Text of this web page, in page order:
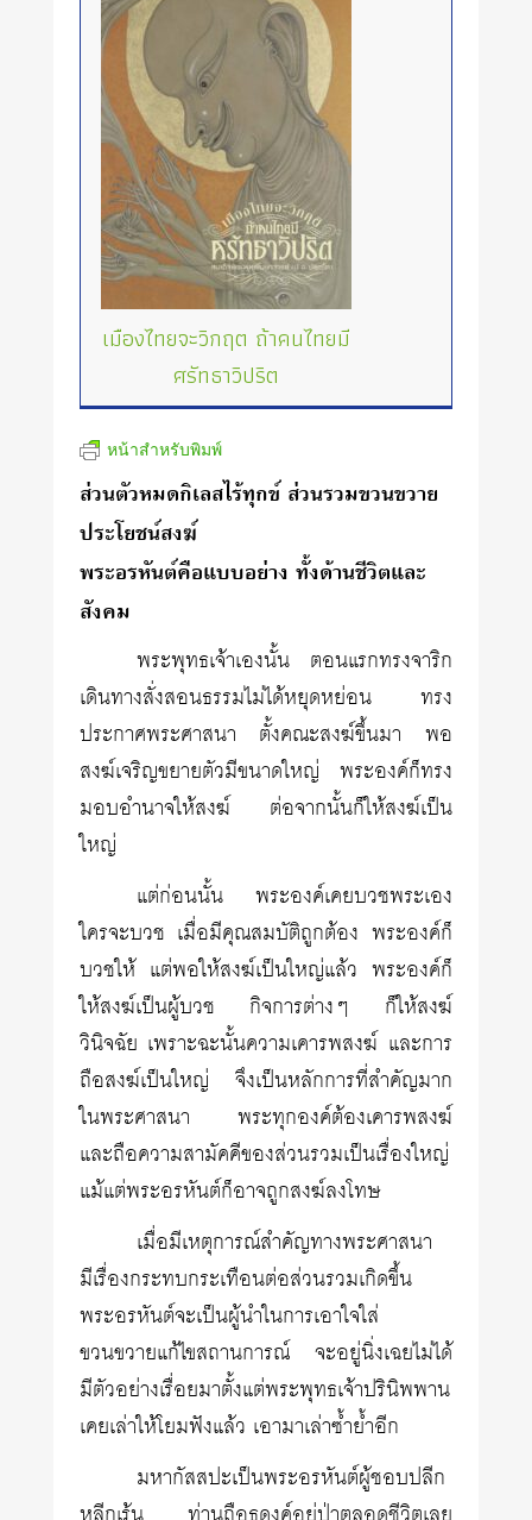
เมืองไทยจะวิกฤต ถ้าคนไทยมี
ศรัทธาวิปริต
หน้าสำหรับพิมพ์
ส่วนตัวหมดกิเลสไร้ทุกข์ ส่วนรวมขวนขวาย
ประโยชน์สงฆ์
พระอรหันต์คือแบบอย่าง ทั้งด้านชีวิตและ
สังคม
พระพุทธเจ้าเองนั้น ตอนแรกทรงจาริก
เดินทางสั่งสอนธรรมไม่ได้หยุดหย่อน ทรง
ประกาศพระศาสนา ตั้งคณะสงฆ์ขึ้นมา พอ
สงฆ์เจริญขยายตัวมีขนาดใหญ่ พระองค์ก็ทรง
มอบอำนาจให้สงฆ์ ต่อจากนั้นก็ให้สงฆ์เป็น
ใหญ่
แต่ก่อนนั้น พระองค์เคยบวชพระเอง
ใครจะบวช เมื่อมีคุณสมบัติถูกต้อง พระองค์ก็
บวชให้ แต่พอให้สงฆ์เป็นใหญ่แล้ว พระองค์ก็
ให้สงฆ์เป็นผู้บวช กิจการต่างๆ ก็ให้สงฆ์
วินิจฉัย เพราะฉะนั้นความเคารพสงฆ์ และการ
ถือสงฆ์เป็นใหญ่ จึงเป็นหลักการที่สำคัญมาก
ในพระศาสนา พระทุกองค์ต้องเคารพสงฆ์
และถือความสามัคคีของส่วนรวมเป็นเรื่องใหญ่
แม้แต่พระอรหันต์ก็อาจถูกสงฆ์ลงโทษ
เมื่อมีเหตุการณ์สำคัญทางพระศาสนา
มีเรื่องกระทบกระเทือนต่อส่วนรวมเกิดขึ้น
พระอรหันต์จะเป็นผู้นำในการเอาใจใส่
ขวนขวายแก้ไขสถานการณ์ จะอยู่นิ่งเฉยไม่ได้
มีตัวอย่างเรื่อยมาตั้งแต่พระพุทธเจ้าปรินิพพาน
เคยเล่าให้โยมฟังแล้ว เอามาเล่าซ้ำย้ำอีก
มหากัสสปะเป็นพระอรหันต์ผู้ชอบปลีก